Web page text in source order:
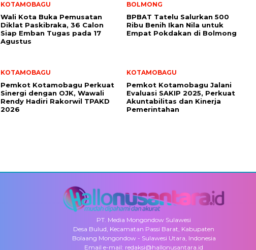
KOTAMOBAGU
Wali Kota Buka Pemusatan
Diklat Paskibraka, 36 Calon
Siap Emban Tugas pada 17
Agustus
BOLMONG
BPBAT Tatelu Salurkan 500
Ribu Benih Ikan Nila untuk
Empat Pokdakan di Bolmong
KOTAMOBAGU
Pemkot Kotamobagu Perkuat
Sinergi dengan OJK, Wawali
Rendy Hadiri Rakorwil TPAKD
2026
KOTAMOBAGU
Pemkot Kotamobagu Jalani
Evaluasi SAKIP 2025, Perkuat
Akuntabilitas dan Kinerja
Pemerintahan
PT. Media Mongondow Sulawesi
Desa Bulud, Kecamatan Passi Barat, Kabupaten
Bolaang Mongondow - Sulawesi Utara, Indonesia
Email e-mail: redaksi@hallonusantara.id